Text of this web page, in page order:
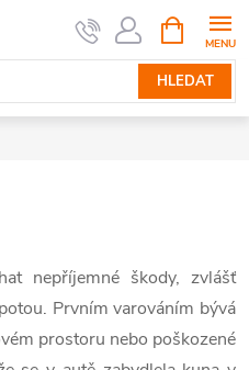
HLEDAT
NÁKUPNÍ
KOŠÍK
nepříjemné škody, zvlášť
Prvním varováním bývá
prostoru nebo poškozené